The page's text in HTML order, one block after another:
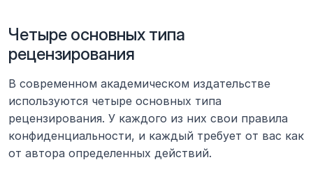
Четыре основных типа
рецензирования
В современном академическом издательстве
используются четыре основных типа
рецензирования. У каждого из них свои правила
конфиденциальности, и каждый требует от вас как
от автора определенных действий.